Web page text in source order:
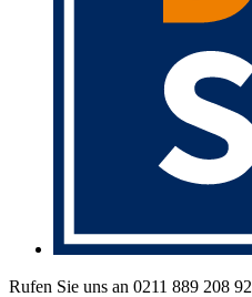
Rufen Sie uns an 0211 889 208 92